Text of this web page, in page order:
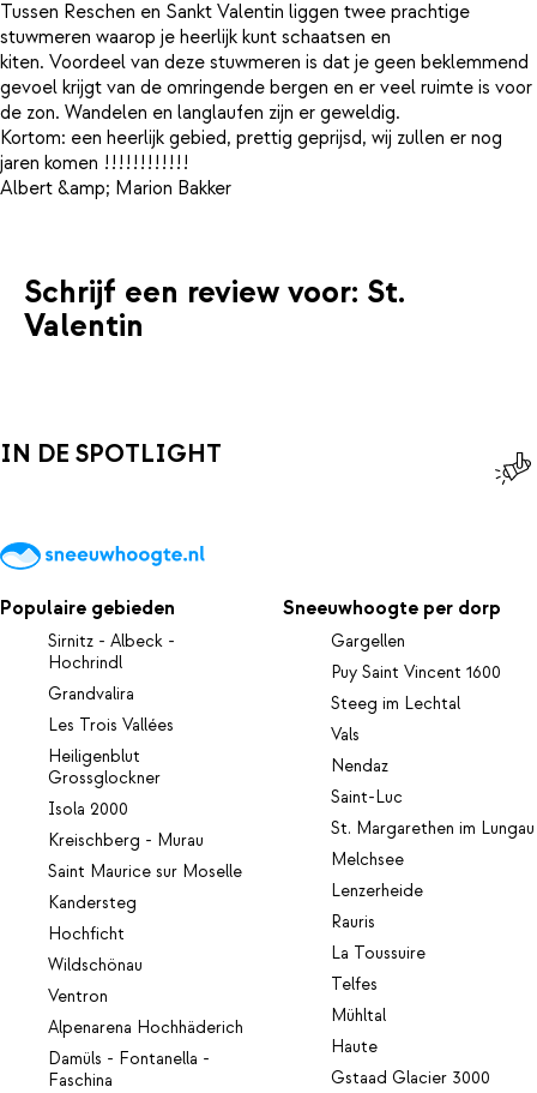
Tussen Reschen en Sankt Valentin liggen twee prachtige
stuwmeren waarop je heerlijk kunt schaatsen en
kiten. Voordeel van deze stuwmeren is dat je geen beklemmend
gevoel krijgt van de omringende bergen en er veel ruimte is voor
de zon. Wandelen en langlaufen zijn er geweldig.
Kortom: een heerlijk gebied, prettig geprijsd, wij zullen er nog
jaren komen !!!!!!!!!!!!
Schrijf een review voor: St.
Valentin
IN DE SPOTLIGHT
Populaire gebieden
Sirnitz - Albeck -
Hochrindl
Grandvalira
Les Trois Vallées
Heiligenblut
Grossglockner
Isola 2000
Kreischberg - Murau
Saint Maurice sur Moselle
Kandersteg
Hochficht
Wildschönau
Ventron
Alpenarena Hochhäderich
Damüls - Fontanella -
Faschina
Sneeuwhoogte per dorp
Gargellen
Puy Saint Vincent 1600
Steeg im Lechtal
Vals
Nendaz
Saint-Luc
St. Margarethen im Lungau
Melchsee
Lenzerheide
Rauris
La Toussuire
Telfes
Mühltal
Haute
Gstaad Glacier 3000